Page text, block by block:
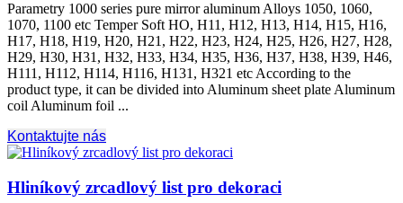
Parametry 1000 series pure mirror aluminum Alloys 1050, 1060,
1070, 1100 etc Temper Soft HO, H11, H12, H13, H14, H15, H16,
H17, H18, H19, H20, H21, H22, H23, H24, H25, H26, H27, H28,
H29, H30, H31, H32, H33, H34, H35, H36, H37, H38, H39, H46,
H111, H112, H114, H116, H131, H321 etc According to the
product type, it can be divided into Aluminum sheet plate Aluminum
coil Aluminum foil ...
Kontaktujte nás
Hliníkový zrcadlový list pro dekoraci